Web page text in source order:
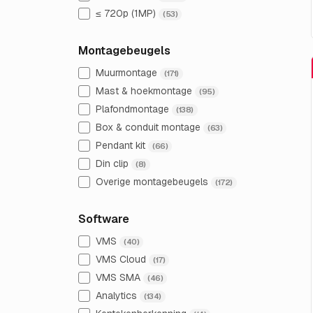
≤ 720p (1MP) (53)
Montagebeugels
Muurmontage (171)
Mast & hoekmontage (95)
Plafondmontage (138)
Box & conduit montage (63)
Pendant kit (66)
Din clip (8)
Overige montagebeugels (172)
Software
VMS (40)
VMS Cloud (17)
VMS SMA (46)
Analytics (134)